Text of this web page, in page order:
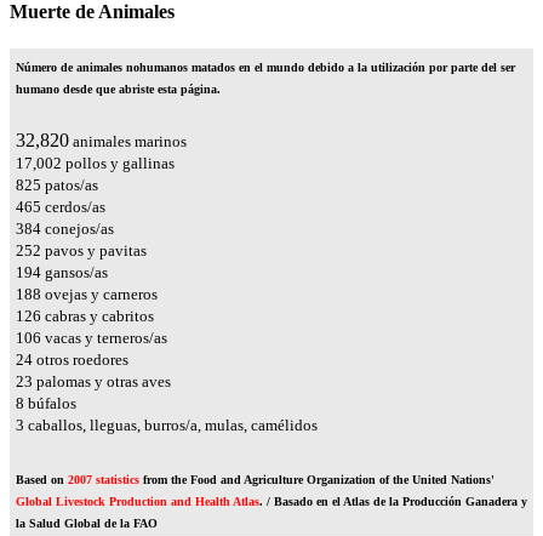
Muerte de Animales
Número de animales nohumanos matados en el mundo debido a la utilización por parte del ser
humano desde que abriste esta página.
37,100 animales marinos
19,219 pollos y gallinas
932 patos/as
526 cerdos/as
434 conejos/as
285 pavos y pavitas
220 gansos/as
212 ovejas y carneros
142 cabras y cabritos
120 vacas y terneros/as
27 otros roedores
26 palomas y otras aves
9 búfalos
4 caballos, lleguas, burros/a, mulas, camélidos
Based on 2007 statistics from the Food and Agriculture Organization of the United Nations'
Global Livestock Production and Health Atlas. / Basado en el Atlas de la Producción Ganadera y
la Salud Global de la FAO